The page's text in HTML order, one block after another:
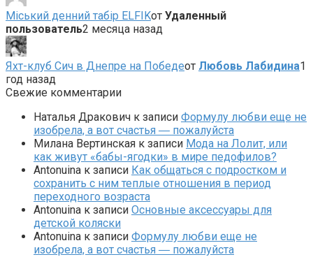
Міський денний табір ELFIKот Удаленный
пользователь2 месяца назад
Яхт-клуб Сич в Днепре на Победеот Любовь Лабидина1
год назад
Свежие комментарии
Наталья Дракович к записи Формулу любви еще не
изобрела, а вот счастья ― пожалуйста
Милана Вертинская к записи Мода на Лолит, или
как живут «бабы-ягодки» в мире педофилов?
Antonuina к записи Как общаться с подростком и
сохранить с ним теплые отношения в период
переходного возраста
Antonuina к записи Основные аксессуары для
детской коляски
Antonuina к записи Формулу любви еще не
изобрела, а вот счастья ― пожалуйста